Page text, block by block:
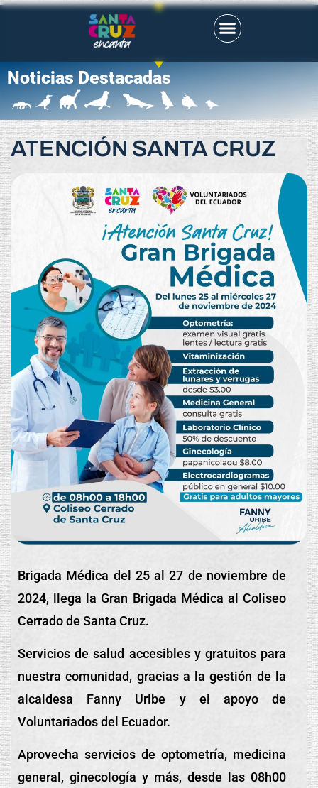
Noticias Destacadas
ATENCIÓN SANTA CRUZ
Brigada Médica del 25 al 27 de noviembre de
2024, llega la Gran Brigada Médica al Coliseo
Cerrado de Santa Cruz.
Servicios de salud accesibles y gratuitos para
nuestra comunidad, gracias a la gestión de la
alcaldesa Fanny Uribe y el apoyo de
Voluntariados del Ecuador.
Aprovecha servicios de optometría, medicina
general, ginecología y más, desde las 08h00